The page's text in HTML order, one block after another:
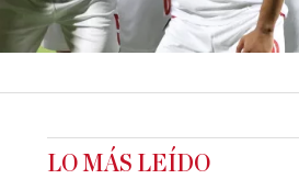
LO MÁS LEÍDO